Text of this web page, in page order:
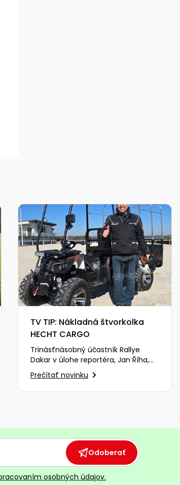
TV TIP: Nákladná štvorkolka
HECHT CARGO
Trinásťnásobný účastník Rallye
Dakar v úlohe reportéra, Jan Říha,
expert programu AUTOSALON sa
tentoraz postaví výzve,…
Prečítať novinku
Odoberať
osobných údajov.